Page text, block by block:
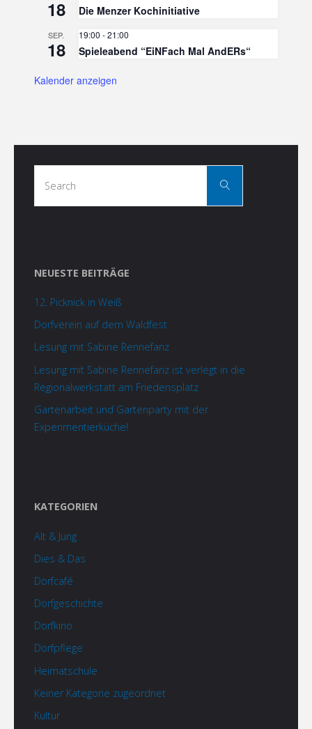
18 Die Menzer Kochinitiative
SEP.
18
19:00 -21:00
Spieleabend “EiNFach Mal AndERs“
Kalender anzeigen
Search
NEUESTE BEITRÄGE
12. Picknick in Weiß
Dorfverein auf dem Waldfest
Lesung mit Sabine Rennefanz
Lesung mit Sabine Rennefanz ist verlegt in die
Regionalwerkstatt am Friedensplatz
Gartenarbeit und Gartenparty mit der
Experimentierküche!
KATEGORIEN
Alt & Jung
Dies & Das
Dorfcafé
Dorfgeschichte
Dorfkino
Dorfpflege
Heimatschule
Keiner Kategorie zugeordnet
Kultur